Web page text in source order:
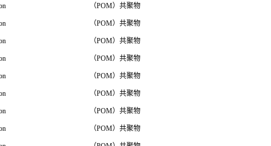
（POM）共聚物
（POM）共聚物
（POM）共聚物
（POM）共聚物
（POM）共聚物
（POM）共聚物
（POM）共聚物
（POM）共聚物